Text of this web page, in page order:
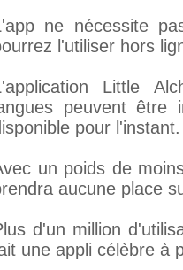
ne nécessite
l'utiliser hors
Little
peuvent être
pour l'instant.
un poids de
aucune place
d'un million
une appli célèbre à